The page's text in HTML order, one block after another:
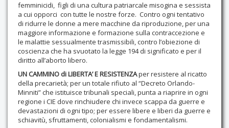
femminicidi, figli di una cultura patriarcale misogina e sessista
a cui opporci con tutte le nostre forze. Contro ogni tentativo
di ridurre le donne a mere macchine da riproduzione, per una
maggiore informazione e formazione sulla contraccezione e
le malattie sessualmente trasmissibili, contro l’obiezione di
coscienza che ha svuotato la legge 194 di significato e per il
diritto all’aborto libero.
UN CAMMINO di LIBERTA’ E RESISTENZAper resistere al ricatto
della precarietà; per un totale rifiuto al “Decreto Orlando-
Minniti” che istituisce tribunali speciali, punta a riaprire in ogni
regione i CIE dove rinchiudere chi invece scappa da guerre e
devastazioni di ogni tipo; per essere libere e liberi da guerre e
schiavitù, sfruttamenti, colonialismi e fondamentalismi.